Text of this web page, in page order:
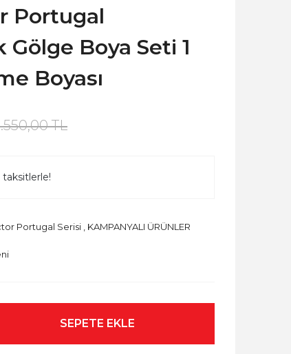
Portugal
Boya Seti 1
Boyası
TL
taksitlerle!
Portugal Serisi KAMPANYALI ÜRÜNLER
SEPETE EKLE